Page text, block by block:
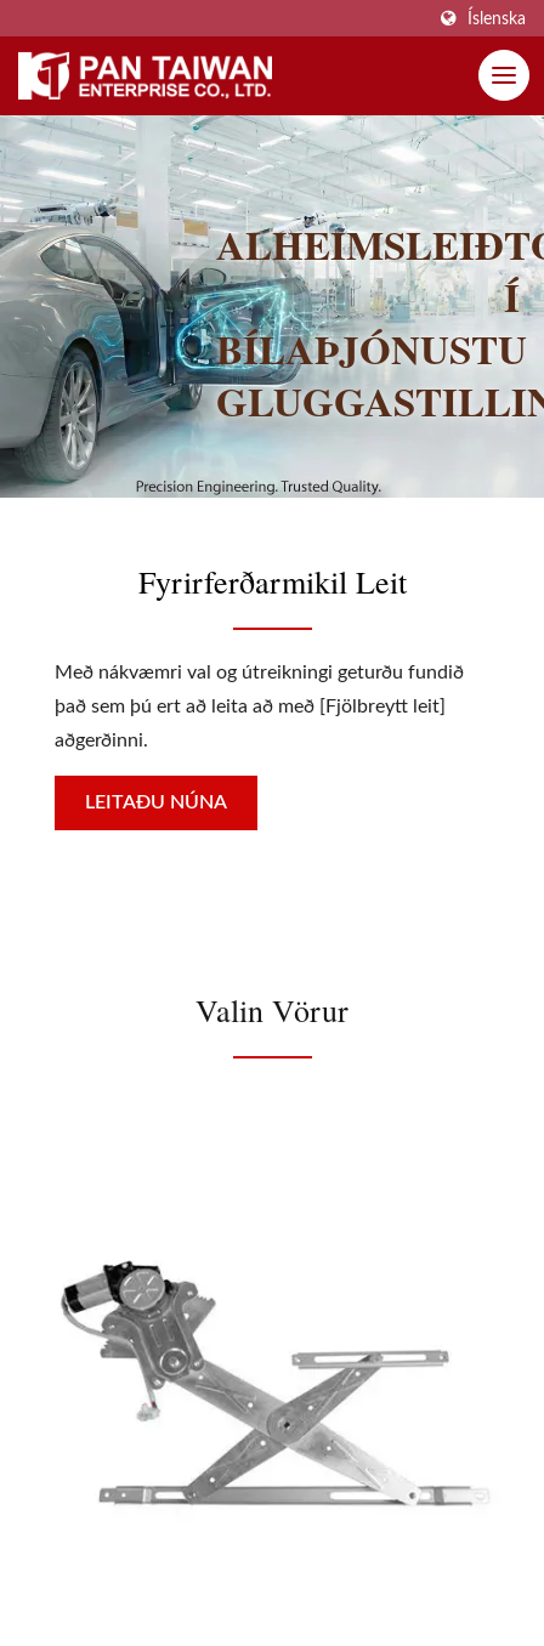
Íslenska
Í
BÍLAÞJÓNUSTU
Fyrirferðarmikil Leit
Með nákvæmri val og útreikningi geturðu fundið
það sem þú ert að leita að með [Fjölbreytt leit]
aðgerðinni.
LEITAÐU NÚNA
Valin Vörur